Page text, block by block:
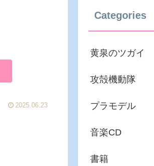
2025.06.23
Categories
黄泉のツガイ
攻殻機動隊
プラモデル
音楽CD
書籍